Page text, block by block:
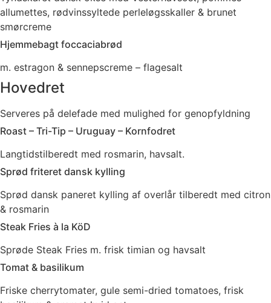
allumettes, rødvinssyltede perleløgsskaller & brunet
smørcreme
Hjemmebagt foccaciabrød
m. estragon & sennepscreme – flagesalt
Hovedret
Serveres på delefade med mulighed for genopfyldning
Roast – Tri-Tip – Uruguay – Kornfodret
Langtidstilberedt med rosmarin, havsalt.
Sprød friteret dansk kylling
Sprød dansk paneret kylling af overlår tilberedt med citron
& rosmarin
Steak Fries à la KöD
Sprøde Steak Fries m. frisk timian og havsalt
Tomat & basilikum
Friske cherrytomater, gule semi-dried tomatoes, frisk